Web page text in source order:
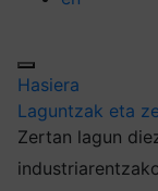
Hasiera
Laguntzak eta
Zertan lagun